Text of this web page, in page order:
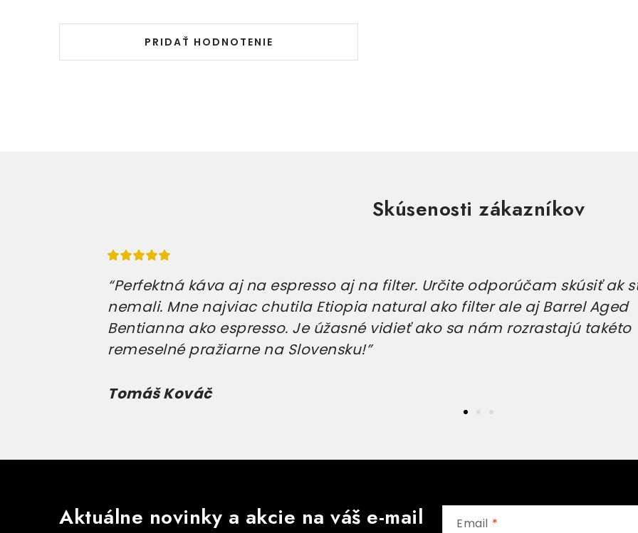
PRIDAŤ HODNOTENIE
Skúsenosti zákazníkov
“Perfektná káva aj na espresso aj na filter. Určite odporúčam skúsiť ak
nemali. Mne najviac chutila Etiopia natural ako filter ale aj Barrel Aged
Bentianna ako espresso. Je úžasné vidieť ako sa nám rozrastajú takéto
remeselné pražiarne na Slovensku!”
Tomáš Kováč
Aktuálne novinky a akcie na váš e-mail Email